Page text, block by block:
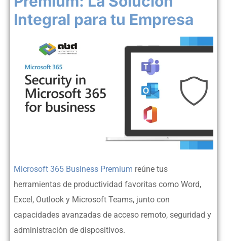
Integral para tu Empresa
Microsoft 365 Business Premium reúne tus
herramientas de productividad favoritas como Word,
Excel, Outlook y Microsoft Teams, junto con
capacidades avanzadas de acceso remoto, seguridad y
administración de dispositivos.